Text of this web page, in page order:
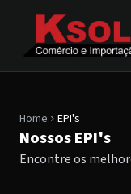
Home chevron_right EPI's
Nossos EPI's
Encontre os